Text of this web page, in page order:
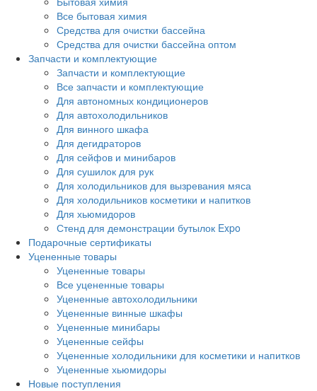
Все бытовая химия
Средства для очистки бассейна
Средства для очистки бассейна оптом
Запчасти и комплектующие
Запчасти и комплектующие
Все запчасти и комплектующие
Для автономных кондиционеров
Для автохолодильников
Для винного шкафа
Для дегидраторов
Для сейфов и минибаров
Для сушилок для рук
Для холодильников для вызревания мяса
Для холодильников косметики и напитков
Для хьюмидоров
Стенд для демонстрации бутылок Expo
Подарочные сертификаты
Уцененные товары
Уцененные товары
Все уцененные товары
Уцененные автохолодильники
Уцененные винные шкафы
Уцененные минибары
Уцененные сейфы
Уцененные холодильники для косметики и напитков
Уцененные хьюмидоры
Новые поступления